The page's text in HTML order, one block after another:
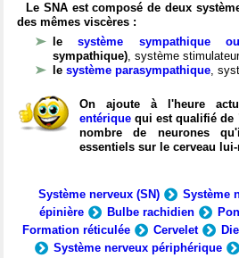
Le SNA est composé de deux
des mêmes viscères :
lesystème sympathique
sympathique), système
le système parasympathique,
On ajoute à l'heure
entérique qui est qualifié de
nombre de neurones
essentiels sur le cerveau
Système nerveux (SN) Système
épinière
Bulbe rachidien
Formation réticulée
Cervelet
Système nerveux périphérique